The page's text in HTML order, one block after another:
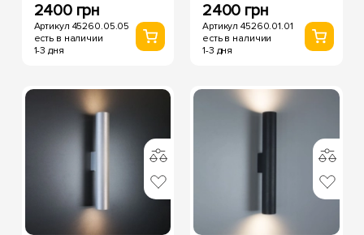
2400 грн
Артикул 45260.05.05
есть в наличии
1-3 дня
2400 грн
Артикул 45260.01.01
есть в наличии
1-3 дня